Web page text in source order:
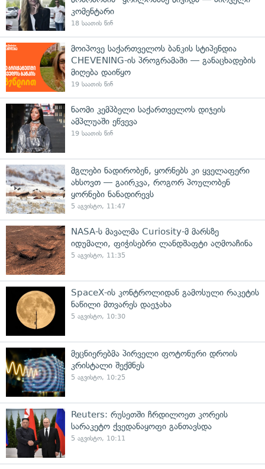
კომენტარი
18 საათის წინ
მოიპოვე საქართველოს ბანკის სტიპენდია
CHEVENING-ის პროგრამაში — განაცხადების
მიღება დაიწყო
19 საათის წინ
ნაომი კემპბელი საქართველოს დიჯეის
ამპლუაში ეწვევა
19 საათის წინ
მგლები ნადირობენ, ყორნებს კი ყველაფერი
ახსოვთ — გაირკვა, როგორ პოულობენ
ყორნები ნანადირევს
5 აგვისტო, 11:47
NASA-ს მავალმა Curiosity-მ მარსზე
იდუმალი, ფიჭისებრი ლანდშაფტი აღმოაჩინა
5 აგვისტო, 11:35
SpaceX-ის კონტროლიდან გამოსული რაკეტის
ნაწილი მთვარეს დაეჯახა
5 აგვისტო, 10:30
მეცნიერებმა პირველი ფოტონური დროის
კრისტალი შექმნეს
5 აგვისტო, 10:25
Reuters: რუსეთში ჩრდილოეთ კორეის
სარაკეტო ქვედანაყოფი განთავსდა
5 აგვისტო, 10:11